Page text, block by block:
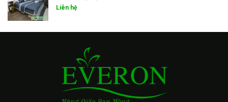
Liên hệ